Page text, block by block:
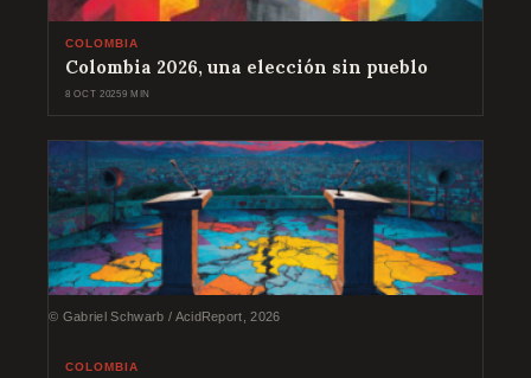
COLOMBIA
Colombia 2026, una elección sin pueblo
8 OCT 20259 MIN
© Gabriel Schwarb / AcidReport, 2026
COLOMBIA